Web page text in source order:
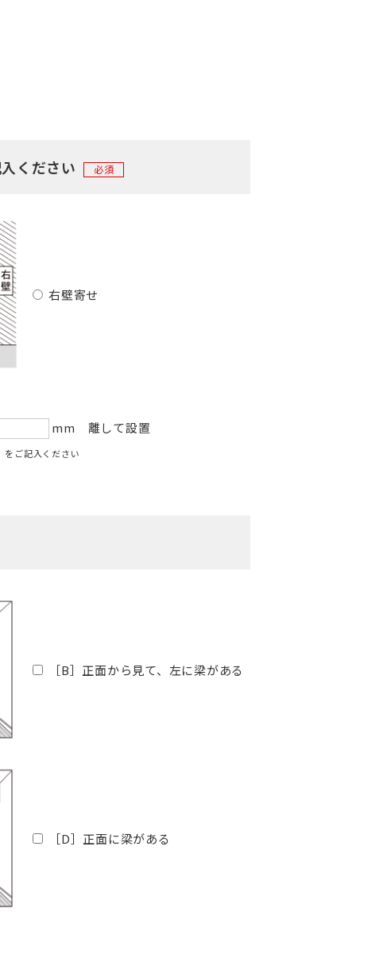
ください 必須
右壁寄せ
mm 離して設置
ご記入ください
［B］正面から見て、左に梁がある
［D］正面に梁がある